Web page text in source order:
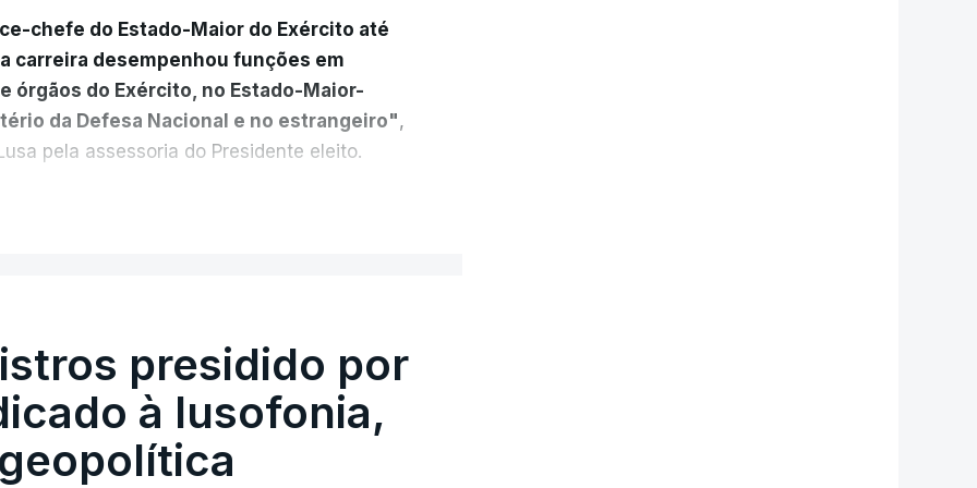
chefe do Estado-Maior do Exército até
carreira desempenhou funções em
órgãos do Exército, no Estado-Maior-
da Defesa Nacional e no estrangeiro",
pela assessoria do Presidente eleito.
2.º comandante da Força Militar da ONU
na Divisão de Operações,
NATO de Proteção da Força e de
do Comando Supremo das Forças
acrescenta-se.
presidido por
à lusofonia,